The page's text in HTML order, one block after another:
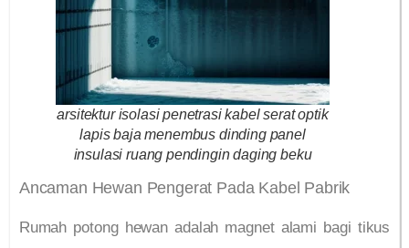
arsitektur isolasi penetrasi kabel serat optik
lapis baja menembus dinding panel
insulasi ruang pendingin daging beku
Ancaman Hewan Pengerat Pada Kabel Pabrik
Rumah potong hewan adalah magnet alami bagi tikus